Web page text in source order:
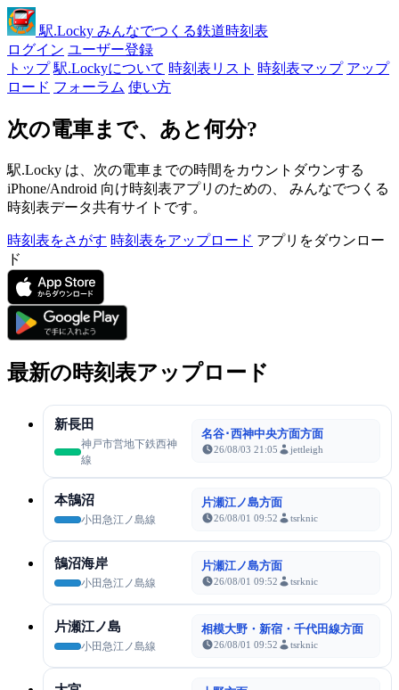
駅.Locky みんなでつくる鉄道時刻表
ログイン ユーザー登録
トップ 駅.Lockyについて 時刻表リスト 時刻表マップ アップ
ロード フォーラム 使い方
次の電車まで、あと何分?
駅.Locky は、次の電車までの時間をカウントダウンする
iPhone/Android 向け時刻表アプリのための、 みんなでつくる
時刻表データ共有サイトです。
時刻表をさがす 時刻表をアップロード アプリをダウンロー
ド
最新の時刻表アップロード
新長田
神戸市営地下鉄西神
線
名谷･西神中央方面方面
26/08/03 21:05 jettleigh
本鵠沼
小田急江ノ島線
片瀬江ノ島方面
26/08/01 09:52 tsrknic
鵠沼海岸
小田急江ノ島線
片瀬江ノ島方面
26/08/01 09:52 tsrknic
片瀬江ノ島
小田急江ノ島線
相模大野・新宿・千代田線方面
26/08/01 09:52 tsrknic